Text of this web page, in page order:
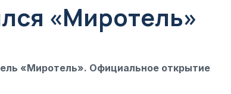
«Миротель»
«Миротель». Официальное открытие